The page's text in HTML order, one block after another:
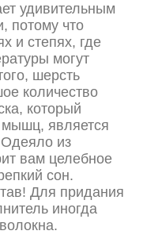
удивительным
потому что
и степях, где
могут
шерсть
количество
который
мышц, является
из
вам целебное
сон.
Для придания
иногда